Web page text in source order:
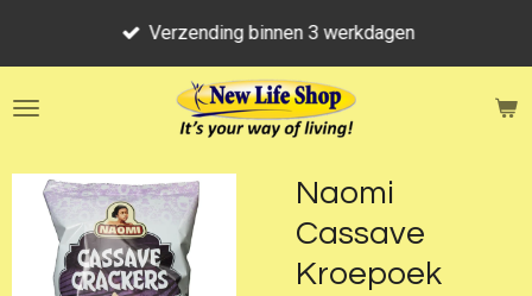
de
Verzending binnen 3 werkdagen
Naomi
Cassave
Kroepoek